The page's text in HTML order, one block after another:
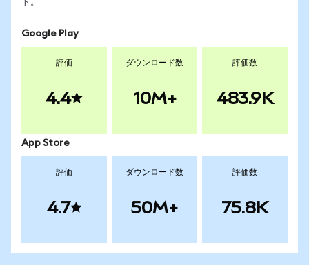
ト。
Google Play
評価
4.4
ダウンロード数
10M+
評価数
483.9K
App Store
評価
4.7
ダウンロード数
50M+
評価数
75.8K